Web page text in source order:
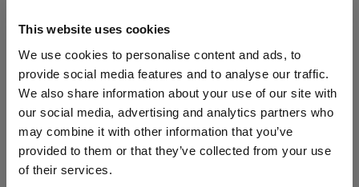
This website uses cookies
We use cookies to personalise content and ads, to
provide social media features and to analyse our traffic.
We also share information about your use of our site with
our social media, advertising and analytics partners who
may combine it with other information that you’ve
provided to them or that they’ve collected from your use
of their services.
VERZENDEN & RETOURNEREN
DIT VINDT U MISSCHIEN OOK LEUK
LAND WIJZIGEN
U bezoekt Repeat cashmere vanuit Nederland (€). Wilt u uw
land wijzigen?
Verenigde Staten ($)